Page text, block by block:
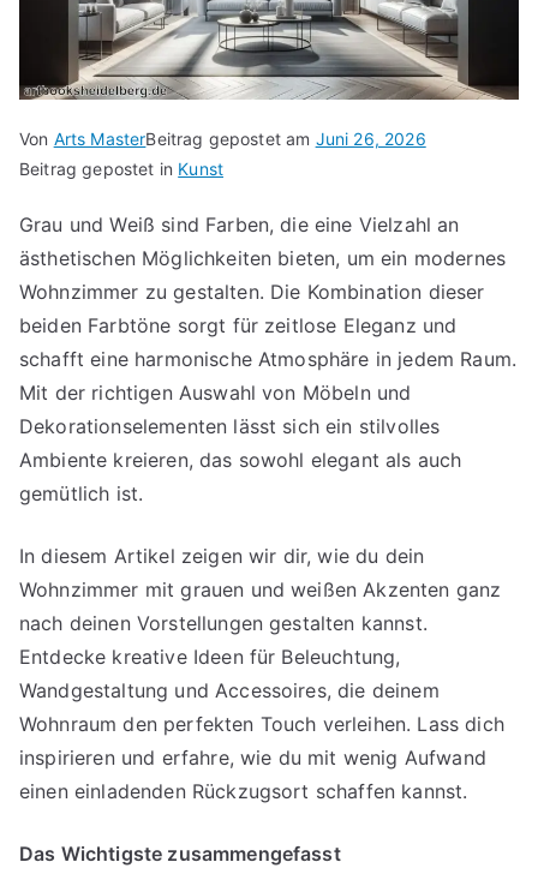
Von Arts MasterBeitrag gepostet am Juni 26, 2026
Beitrag gepostet in Kunst
Grau und Weiß sind Farben, die eine Vielzahl an
ästhetischen Möglichkeiten bieten, um ein modernes
Wohnzimmer zu gestalten. Die Kombination dieser
beiden Farbtöne sorgt für zeitlose Eleganz und
schafft eine harmonische Atmosphäre in jedem Raum.
Mit der richtigen Auswahl von Möbeln und
Dekorationselementen lässt sich ein stilvolles
Ambiente kreieren, das sowohl elegant als auch
gemütlich ist.
In diesem Artikel zeigen wir dir, wie du dein
Wohnzimmer mit grauen und weißen Akzenten ganz
nach deinen Vorstellungen gestalten kannst.
Entdecke kreative Ideen für Beleuchtung,
Wandgestaltung und Accessoires, die deinem
Wohnraum den perfekten Touch verleihen. Lass dich
inspirieren und erfahre, wie du mit wenig Aufwand
einen einladenden Rückzugsort schaffen kannst.
Das Wichtigste zusammengefasst